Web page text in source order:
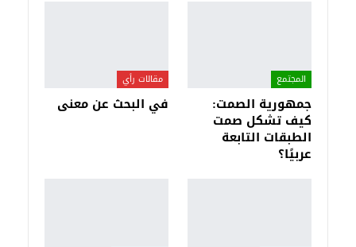
المجتمع
جمهورية الصمت:
كيف تشكل صمت
الطبقات التابعة
عربيًا؟
مقالات رأي
في البحث عن معنى